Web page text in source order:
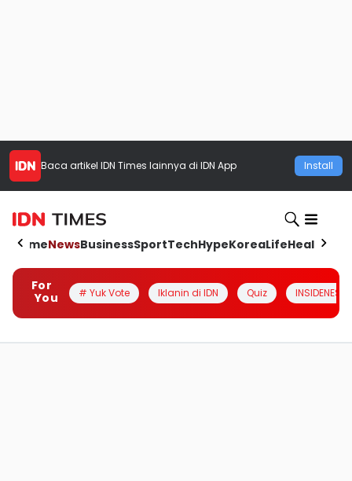
Baca artikel IDN Times lainnya di IDN App Install
HomeNewsBusinessSportTechHypeKoreaLifeHealth
For
You
# Yuk Vote Iklanin di IDN Quiz INSIDENESIA